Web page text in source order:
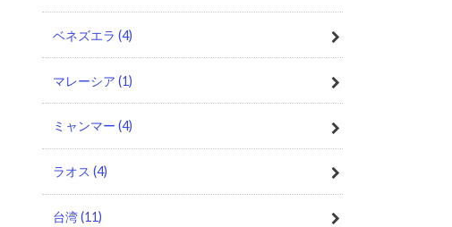
ベネズエラ (4)
マレーシア (1)
ミャンマー (4)
ラオス (4)
台湾(11)